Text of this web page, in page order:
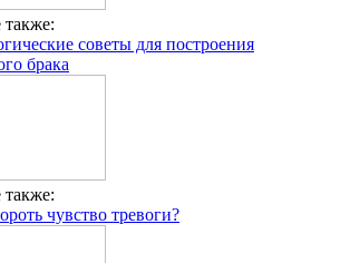
также:
советы для построения
брака
также:
чувство тревоги?